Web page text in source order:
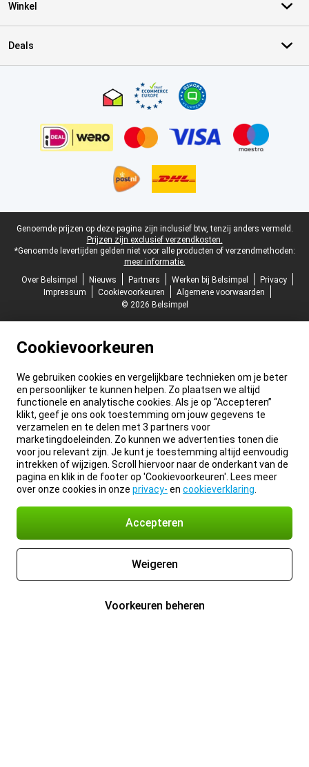
Winkel
Deals
Juridische voettekst
Genoemde prijzen op deze pagina zijn inclusief btw, tenzij anders vermeld.
Prijzen zijn exclusief verzendkosten.
*Genoemde levertijden gelden niet voor alle producten of verzendmethoden:
meer informatie.
Over Belsimpel
Nieuws Partners Werken bij Belsimpel
Privacy
Impressum
Cookievoorkeuren
Algemene voorwaarden
© 2026 Belsimpel
Cookievoorkeuren
We gebruiken cookies en vergelijkbare technieken om je beter
en persoonlijker te kunnen helpen. Zo plaatsen we altijd
functionele en analytische cookies. Als je op “Accepteren”
klikt, geef je ons ook toestemming om jouw gegevens te
verzamelen en te delen met 3 partners voor
marketingdoeleinden. Zo kunnen we advertenties tonen die
voor jou relevant zijn. Je kunt je toestemming altijd eenvoudig
intrekken of wijzigen. Scroll hiervoor naar de onderkant van de
pagina en klik in de footer op 'Cookievoorkeuren'. Lees meer
over onze cookies in onze privacy- en cookieverklaring
Accepteren
Weigeren
Voorkeuren beheren